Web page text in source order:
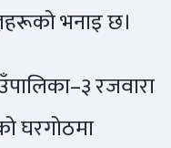
भनाइ छ।
रजवारा
घरगोठमा